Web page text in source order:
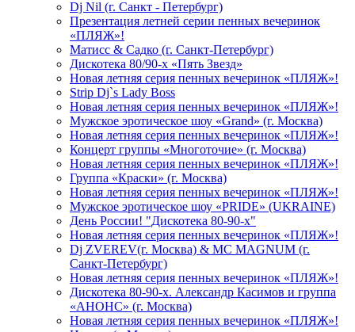
Dj Nil (г. Санкт - Петербург)
Презентация летней серии пенных вечеринок
«ПЛЯЖ»!
Матисс & Садко (г. Санкт-Петербург)
Дискотека 80/90-х «Пять Звезд»
Новая летняя серия пенных вечеринок «ПЛЯЖ»!
Strip Dj`s Lady Boss
Новая летняя серия пенных вечеринок «ПЛЯЖ»!
Мужское эротическое шоу «Grand» (г. Москва)
Новая летняя серия пенных вечеринок «ПЛЯЖ»!
Концерт группы «Многоточие» (г. Москва)
Новая летняя серия пенных вечеринок «ПЛЯЖ»!
Группа «Краски» (г. Москва)
Новая летняя серия пенных вечеринок «ПЛЯЖ»!
Мужское эротическое шоу «PRIDE» (UKRAINE)
День России! "Дискотека 80-90-х"
Новая летняя серия пенных вечеринок «ПЛЯЖ»!
Dj ZVEREV(г. Москва) & MC MAGNUM (г.
Санкт-Петербург)
Новая летняя серия пенных вечеринок «ПЛЯЖ»!
Дискотека 80-90-х. Александр Касимов и группа
«АНОНС» (г. Москва)
Новая летняя серия пенных вечеринок «ПЛЯЖ»!